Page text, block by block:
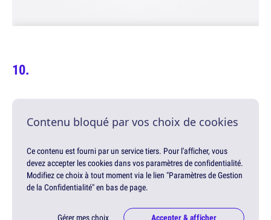
Contenu bloqué par vos choix de cookies
Ce contenu est fourni par un service tiers. Pour l'afficher, vous
devez accepter les cookies dans vos paramètres de confidentialité.
Modifiez ce choix à tout moment via le lien "Paramètres de Gestion
de la Confidentialité" en bas de page.
Gérer mes choix Accepter & afficher